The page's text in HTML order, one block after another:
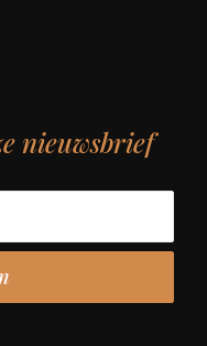
nieuwsbrief